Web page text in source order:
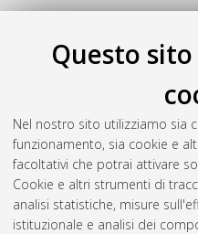
Questo
Nel nostro sito utilizziamo sia
funzionamento, sia cookie e
facoltativi che potrai attivare
Cookie e altri strumenti di
analisi statistiche, misure
istituzionale e analisi dei
The
,
Studiorum Università di
Matematica, 36 Ciclo. DOI
10.48676/unibo/
Questa lista e' stata